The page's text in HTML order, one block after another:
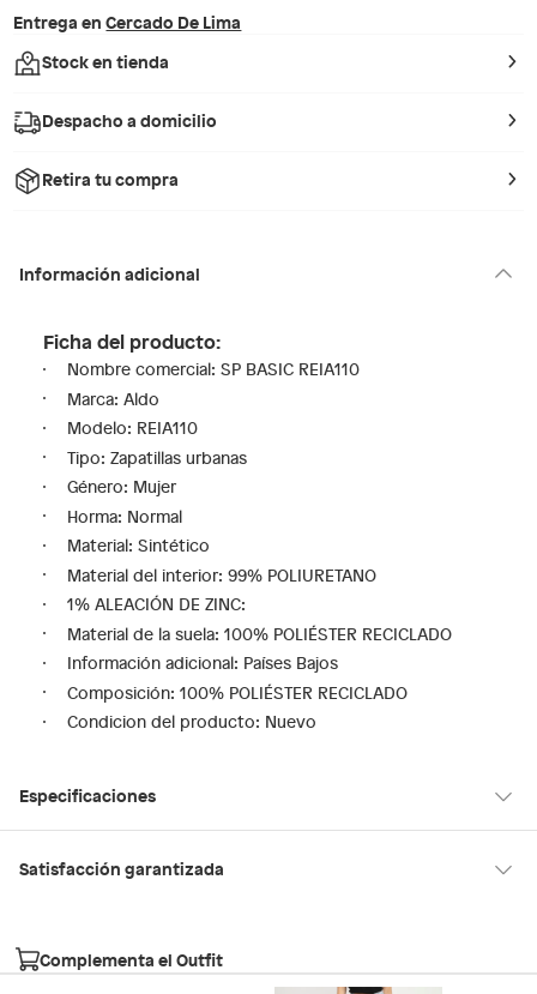
Entrega en Cercado De Lima
Stock en tienda
Despacho a domicilio
Retira tu compra
Información adicional
Ficha del producto:
Nombre comercial: SP BASIC REIA110
Marca: Aldo
Modelo: REIA110
Tipo: Zapatillas urbanas
Género: Mujer
Horma: Normal
Material: Sintético
Material del interior: 99% POLIURETANO
1% ALEACIÓN DE ZINC:
Material de la suela: 100% POLIÉSTER RECICLADO
Información adicional: Países Bajos
Composición: 100% POLIÉSTER RECICLADO
Condicion del producto: Nuevo
Especificaciones
Tipo de ajuste
Satisfacción garantizada
Sin embargo, tenemos categorías que cuentan con plazos
Complementa el Outfit